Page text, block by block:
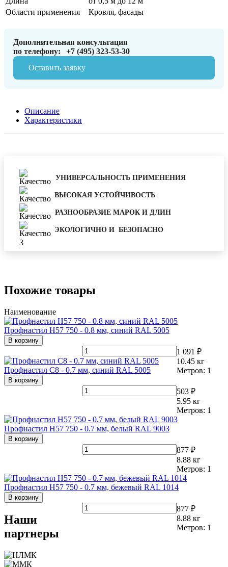
Области применения
Кровля, фасады
Дополнительная консультация
по телефону:
+7 (495) 323-53-30
Оставить заявку
Описание
Характеристики
УНИВЕРСАЛЬНОСТЬ ПРИМЕНЕНИЯ
ВЫСОКАЯ УСТОЙЧИВОСТЬ
РАЗНООБРАЗИЕ МАРОК И ДЛИН
ЭКОЛОГИЧНО И БЕЗОПАСНО
Похожие товары
Наименование
Профнастил Н57 750 - 0.8 мм, синий RAL 5005
В корзину
1 091 ₽
10.45 кг
Метров: 1
Профнастил С8 - 0.7 мм, синий RAL 5005
В корзину
503 ₽
5.95 кг
Метров: 1
Профнастил Н57 750 - 0.7 мм, белый RAL 9003
В корзину
877 ₽
8.88 кг
Метров: 1
Профнастил Н57 750 - 0.7 мм, бежевый RAL 1014
В корзину
877 ₽
8.88 кг
Метров: 1
Наши
партнеры